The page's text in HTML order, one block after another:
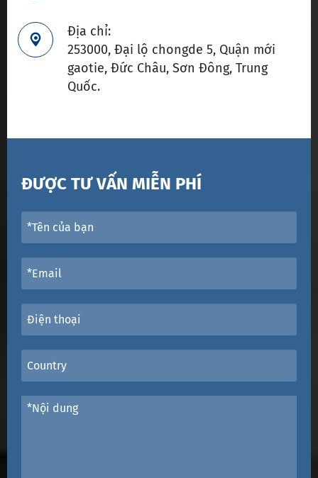

Địa chỉ:
253000, Đại lộ chongde 5, Quận mới
gaotie, Đức Châu, Sơn Đông, Trung
Quốc.
ĐƯỢC TƯ VẤN MIỄN PHÍ